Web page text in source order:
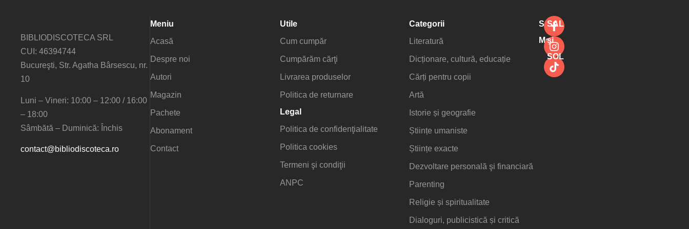
BIBLIODISCOTECA SRL
CUI: 46394744
Bucureşti, Str. Agatha Bârsescu, nr.
10
Luni – Vineri: 10:00 – 12:00 / 16:00
– 18:00
Sâmbătă – Duminică: Închis
contact@bibliodiscoteca.ro
Meniu
Acasă
Despre noi
Autori
Magazin
Pachete
Abonament
Contact
Utile
Cum cumpăr
Cumpărăm cărţi
Livrarea produselor
Politica de returnare
Legal
Politica de confidenţialitate
Politica cookies
Termeni şi condiţii
ANPC
Categorii
Literatură
Dicționare, cultură, educație
Cărți pentru copii
Artă
Istorie și geografie
Științe umaniste
Științe exacte
Dezvoltare personală şi financiară
Parenting
Religie și spiritualitate
Dialoguri, publicistică și critică
Social
Media
SAL
şi
SOL